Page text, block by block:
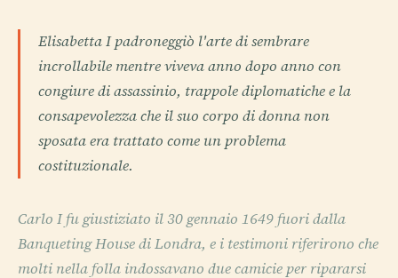
Elisabetta I padroneggiò l'arte di sembrare
incrollabile mentre viveva anno dopo anno con
congiure di assassinio, trappole diplomatiche e la
consapevolezza che il suo corpo di donna non
sposata era trattato come un problema
costituzionale.
Carlo I fu giustiziato il 30 gennaio 1649 fuori dalla
Banqueting House di Londra, e i testimoni riferirono che
molti nella folla indossavano due camicie per ripararsi